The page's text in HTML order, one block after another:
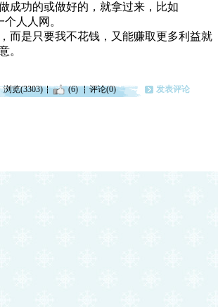
成功的或做好的，就拿过来，比如
人人网。
而是只要我不花钱，又能赚取更多利益就
。
浏览(3303) (6) 评论(0) 发表评论